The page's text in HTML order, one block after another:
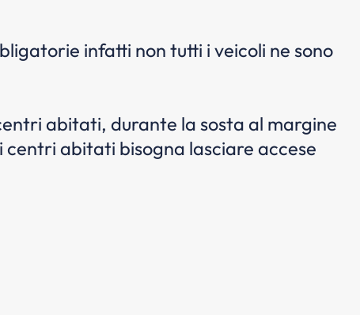
infatti non tutti i veicoli ne sono
abitati, durante la sosta al margine
abitati bisogna lasciare accese